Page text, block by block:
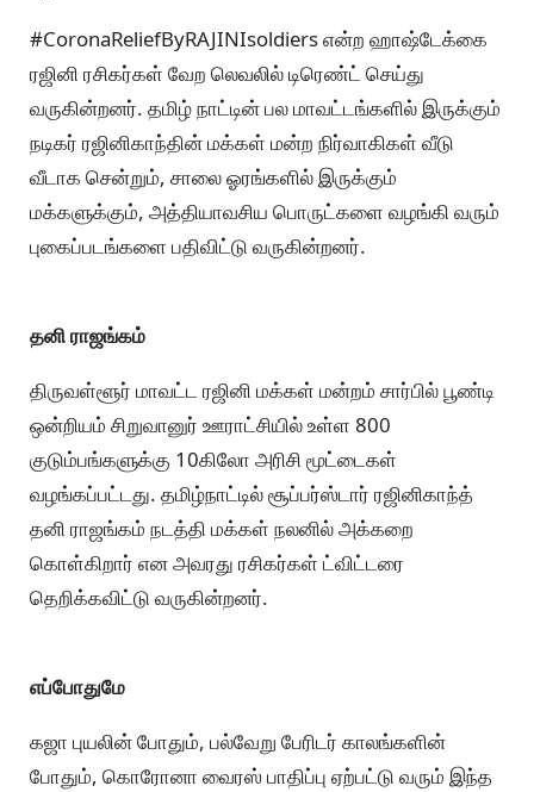
#CoronaReliefByRAJINIsoldiers என்ற ஹாஷ்டேக்கை
ரஜினி ரசிகர்கள் வேற லெவலில் டிரெண்ட் செய்து
வருகின்றனர். தமிழ் நாட்டின் பல மாவட்டங்களில் இருக்கும்
நடிகர் ரஜினிகாந்தின் மக்கள் மன்ற நிர்வாகிகள் வீடு
வீடாக சென்றும், சாலை ஓரங்களில் இருக்கும்
மக்களுக்கும், அத்தியாவசிய பொருட்களை வழங்கி வரும்
புகைப்படங்களை பதிவிட்டு வருகின்றனர்.
தனி ராஜங்கம்
திருவள்ளூர் மாவட்ட ர‌ஜினி மக்கள் மன்றம் சார்பில் பூண்டி
ஒன்றியம் சிறுவானுர் ஊராட்சியில் உள்ள 800
குடும்பங்களுக்கு 10கிலோ அரிசி மூட்டைகள்
வழங்கப்பட்டது. தமிழ்நாட்டில் சூப்பர்ஸ்டார் ரஜினிகாந்த்
தனி ராஜங்கம் நடத்தி மக்கள் நலனில் அக்கறை
கொள்கிறார் என அவரது ரசிகர்கள் ட்விட்டரை
தெறிக்கவிட்டு வருகின்றனர்.
எப்போதுமே
கஜா புயலின் போதும், பல்வேறு பேரிடர் காலங்களின்
போதும், கொரோனா வைரஸ் பாதிப்பு ஏற்பட்டு வரும் இந்த